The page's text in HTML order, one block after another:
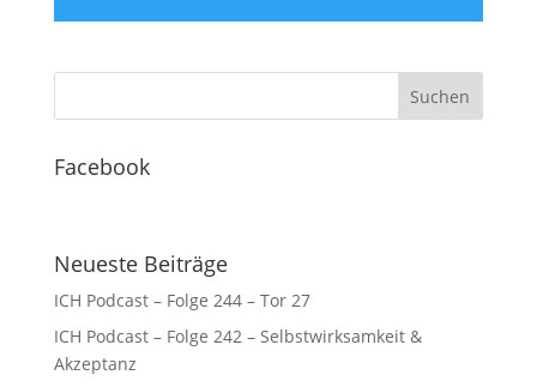
Facebook
Neueste Beiträge
ICH Podcast – Folge 244 – Tor 27
ICH Podcast – Folge 242 – Selbstwirksamkeit &
Akzeptanz